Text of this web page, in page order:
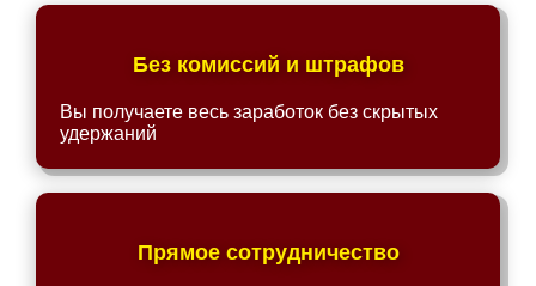
Без комиссий и штрафов
Вы получаете весь заработок без скрытых
удержаний
Прямое сотрудничество